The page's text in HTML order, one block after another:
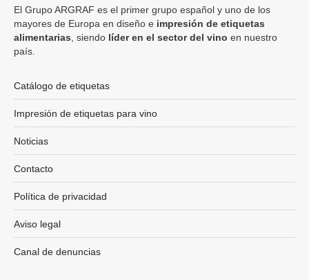
El Grupo ARGRAF es el primer grupo español y uno de los
mayores de Europa en diseño e impresión de etiquetas
alimentarias , siendo líder en el sector del vino en nuestro
país.
Catálogo de etiquetas
Impresión de etiquetas para vino
Noticias
Contacto
Política de privacidad
Aviso legal
Canal de denuncias